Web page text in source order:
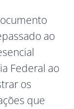
ao
Federal ao
os
que